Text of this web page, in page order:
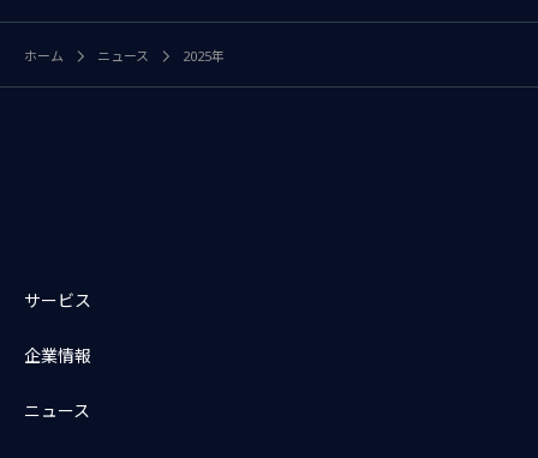
ホーム ニュース 2025年
サービス
企業情報
ニュース